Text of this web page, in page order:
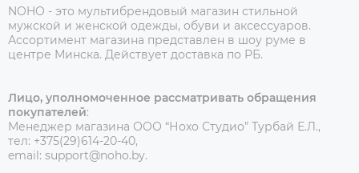
NOHO - это мультибрендовый магазин стильной
мужской и женской одежды, обуви и аксессуаров.
Ассортимент магазина представлен в шоу руме в
центре Минска. Действует доставка по РБ.
Лицо, уполномоченное рассматривать обращения
покупателей:
Менеджер магазина ООО “Нохо Студио” Турбай Е.Л.,
тел: +375(29)614-20-40,
email: support@noho.by.